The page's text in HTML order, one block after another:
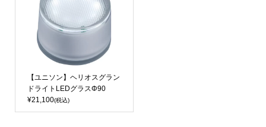
【ユニソン】ヘリオスグラン
ドライトLEDグラスΦ90
¥21,100(税込)